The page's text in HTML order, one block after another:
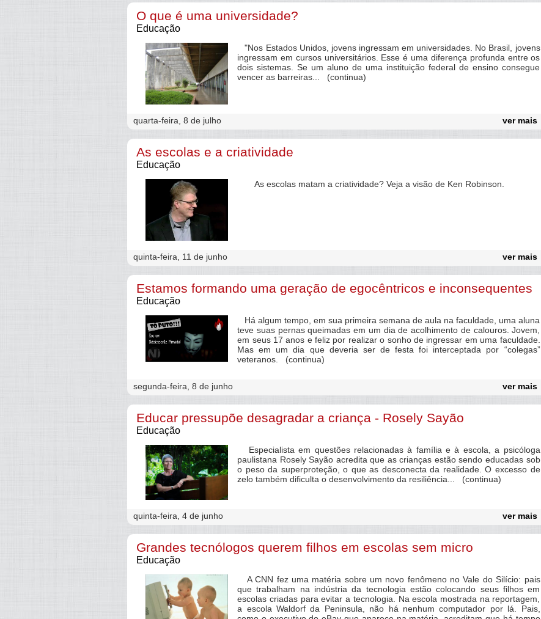
O que é uma universidade?
Educação
"Nos Estados Unidos, jovens ingressam em universidades. No Brasil, jovens
ingressam em cursos universitários. Esse é uma diferença profunda entre os
dois sistemas. Se um aluno de uma instituição federal de ensino consegue
vencer as barreiras... (continua)
quarta-feira, 8 de julho ver mais
As escolas e a criatividade
Educação
As escolas matam a criatividade? Veja a visão de Ken Robinson.
quinta-feira, 11 de junho ver mais
Estamos formando uma geração de egocêntricos e inconsequentes
Educação
Há algum tempo, em sua primeira semana de aula na faculdade, uma aluna
teve suas pernas queimadas em um dia de acolhimento de calouros. Jovem,
em seus 17 anos e feliz por realizar o sonho de ingressar em uma faculdade.
Mas em um dia que deveria ser de festa foi interceptada por “colegas”
veteranos. (continua)
segunda-feira, 8 de junho ver mais
Educar pressupõe desagradar a criança - Rosely Sayão
Educação
Especialista em questões relacionadas à família e à escola, a psicóloga
paulistana Rosely Sayão acredita que as crianças estão sendo educadas sob
o peso da superproteção, o que as desconecta da realidade. O excesso de
zelo também dificulta o desenvolvimento da resiliência... (continua)
quinta-feira, 4 de junho ver mais
Grandes tecnólogos querem filhos em escolas sem micro
Educação
A CNN fez uma matéria sobre um novo fenômeno no Vale do Silício: pais
que trabalham na indústria da tecnologia estão colocando seus filhos em
escolas criadas para evitar a tecnologia. Na escola mostrada na reportagem,
a escola Waldorf da Peninsula, não há nenhum computador por lá. Pais,